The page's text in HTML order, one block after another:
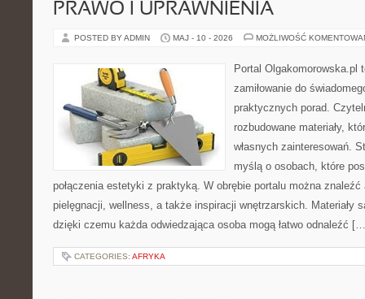
PRAWO I UPRAWNIENIA
POSTED BY ADMIN MAJ - 10 - 2026 MOŻLIWOŚĆ
Portal Olgakomorowska.pl
zamiłowanie do
praktycznych porad.
rozbudowane materiały,
własnych zainteresowań.
myślą o osobach, które
połączenia estetyki z praktyką. W obrębie portalu można
pielęgnacji, wellness, a także inspiracji wnętrzarskich. Materiały
dzięki czemu każda odwiedzająca osoba mogą łatwo odnaleźć
CATEGORIES: AFRYKA